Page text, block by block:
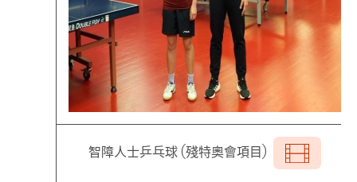
智障人士乒乓球 (殘特奧會項目)